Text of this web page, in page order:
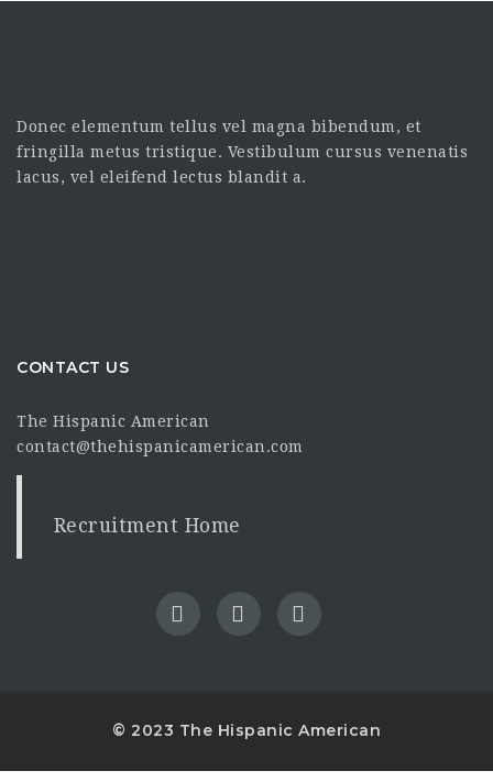
Donec elementum tellus vel magna bibendum, et
fringilla metus tristique. Vestibulum cursus venenatis
lacus, vel eleifend lectus blandit a.
CONTACT US
The Hispanic American
contact@thehispanicamerican.com
Recruitment Home
© 2023 The Hispanic American